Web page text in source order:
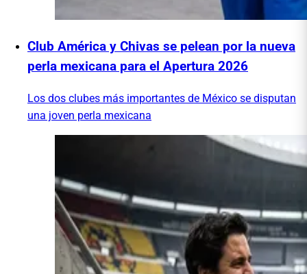
Club América y Chivas se pelean por la nueva
perla mexicana para el Apertura 2026
Los dos clubes más importantes de México se disputan
una joven perla mexicana